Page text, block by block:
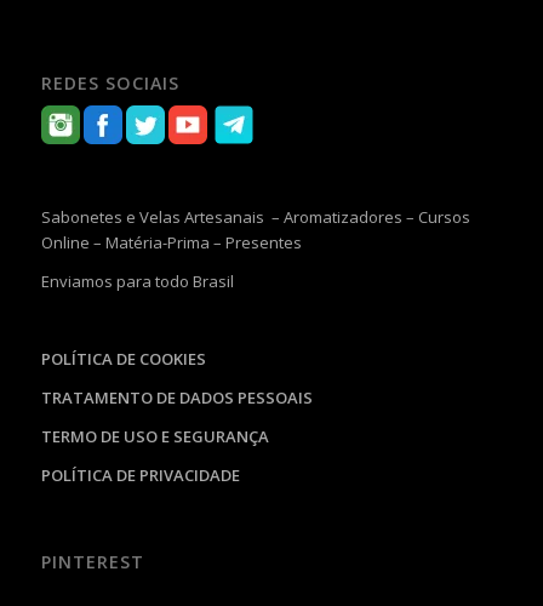
REDES SOCIAIS
Sabonetes e Velas Artesanais – Aromatizadores – Cursos
Online – Matéria-Prima – Presentes
Enviamos para todo Brasil
POLÍTICA DE COOKIES
TRATAMENTO DE DADOS PESSOAIS
TERMO DE USO E SEGURANÇA
POLÍTICA DE PRIVACIDADE
PINTEREST